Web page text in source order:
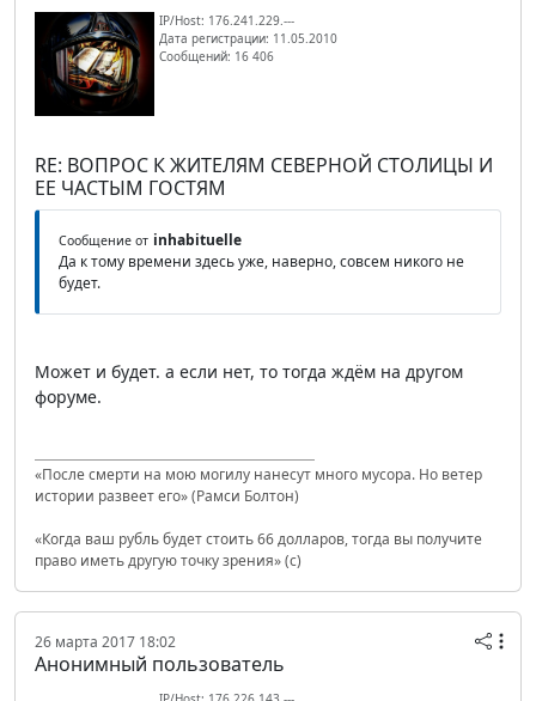
IP/Host: 176.241.229.---
Дата регистрации: 11.05.2010
Сообщений: 16 406
RE: ВОПРОС К ЖИТЕЛЯМ СЕВЕРНОЙ СТОЛИЦЫ И
ЕЕ ЧАСТЫМ ГОСТЯМ
Сообщение от inhabituelle
Да к тому времени здесь уже, наверно, совсем никого не
будет.
Может и будет. а если нет, то тогда ждём на другом
форуме.
«После смерти на мою могилу нанесут много мусора. Но ветер
истории развеет его» (Рамси Болтон)
«Когда ваш рубль будет стоить 66 долларов, тогда вы получите
право иметь другую точку зрения» (с)
26 марта 2017 18:02
Анонимный пользователь